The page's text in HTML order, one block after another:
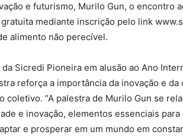
e futurismo, Murilo Gun, o encontro
gratuita mediante inscrição pelo link
alimento não perecível.
Sicredi Pioneira em alusão ao Ano
reforça a importância da inovação e
coletivo. “A palestra de Murilo Gun se
e inovação, elementos essenciais
e prosperar em um mundo em